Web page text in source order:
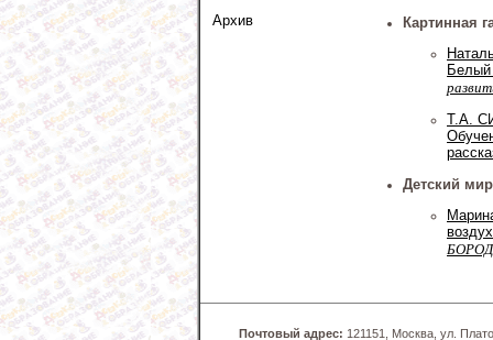
Архив
Картинная
Т.А.
Детский мир
Почтовый адрес: 121151, Москва, ул.